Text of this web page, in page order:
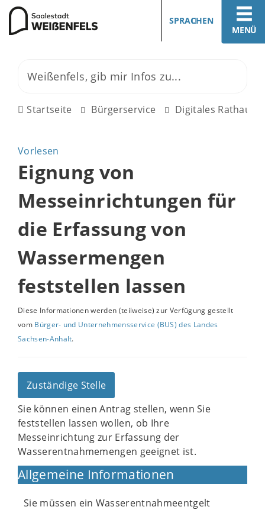
MENÜ
SPRACHEN
Startseite Bürgerservice Digitales Rathaus
Vorlesen
Eignung von
Messeinrichtungen für
die Erfassung von
Wassermengen
feststellen lassen
Diese Informationen werden (teilweise) zur Verfügung gestellt
vom Bürger- und Unternehmensservice (BUS) des Landes
Sachsen-Anhalt.
Zuständige Stelle
Sie können einen Antrag stellen, wenn Sie
feststellen lassen wollen, ob Ihre
Messeinrichtung zur Erfassung der
Wasserentnahmemengen geeignet ist.
Allgemeine Informationen
Sie müssen ein Wasserentnahmeentgelt